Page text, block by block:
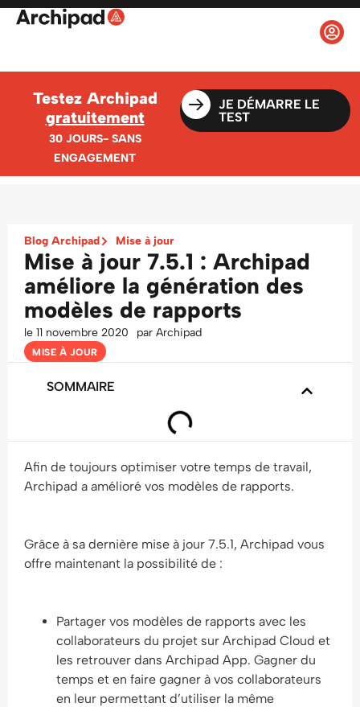
Testez Archipad
gratuitement
30 JOURS- SANS
ENGAGEMENT
JE DÉMARRE LE
TEST
Blog Archipad Mise à jour
Mise à jour 7.5.1 : Archipad
améliore la génération des
modèles de rapports
le 11 novembre 2020 par Archipad
MISE À JOUR
SOMMAIRE
Afin de toujours optimiser votre temps de travail,
Archipad a amélioré vos modèles de rapports.
Grâce à sa dernière mise à jour 7.5.1, Archipad vous
offre maintenant la possibilité de :
Partager vos modèles de rapports avec les
collaborateurs du projet sur Archipad Cloud et
les retrouver dans Archipad App. Gagner du
temps et en faire gagner à vos collaborateurs
en leur permettant d’utiliser la même